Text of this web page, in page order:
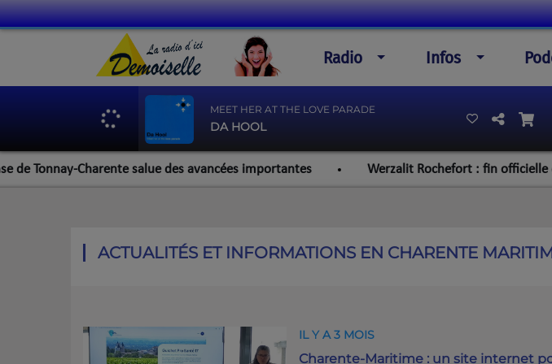
Radio Infos
MEET HER AT THE LOVE PARADE
DA HOOL
Charente salue des avancées importantes Werzalit Rochefort : fin officielle du
ACTUALITÉS ET INFORMATIONS EN CHARENTE
IL Y A 3 MOIS
Charente-Maritime : un site internet